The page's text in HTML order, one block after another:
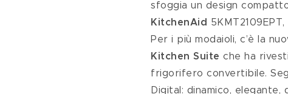
sfoggia un design
KitchenAid
Per i più modaioli, c’è la
Kitchen Suite che ha
frigorifero convertibile.
Digital: dinamico,